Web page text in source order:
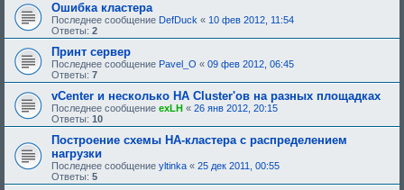
е
е
б
н
и
Ошибка кластера
Последнее сообщение DefDuck « 10 фев 2012, 11:54
Ответы: 2
Принт сервер
Последнее сообщение Pavel_O « 09 фев 2012, 06:45
Ответы: 7
vCenter и несколько HA Cluster'ов на разных площадках
Последнее сообщение exLH « 26 янв 2012, 20:15
Ответы: 10
Построение схемы HA-кластера с распределением
нагрузки
Последнее сообщение yltinka « 25 дек 2011, 00:55
Ответы: 5